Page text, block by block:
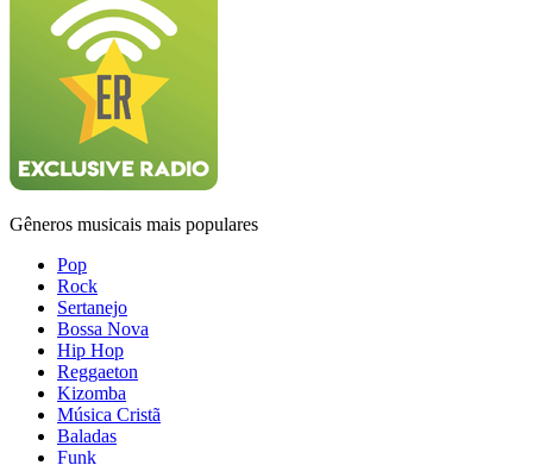
Gêneros musicais mais populares
Pop
Rock
Sertanejo
Bossa Nova
Hip Hop
Reggaeton
Kizomba
Música Cristã
Baladas
Funk